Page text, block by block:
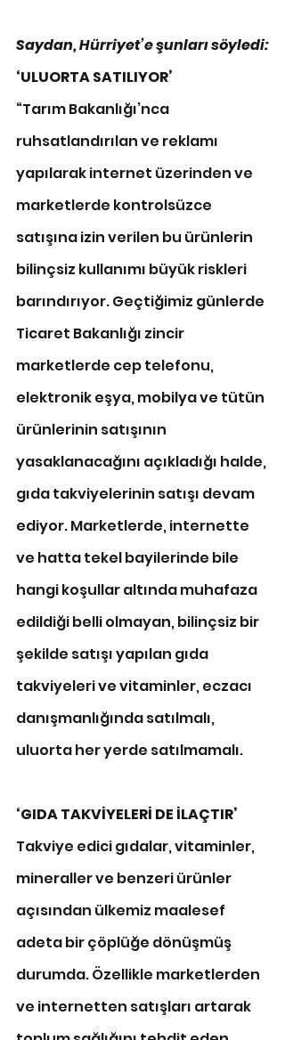
Saydan, Hürriyet’e şunları söyledi:
‘ULUORTA SATILIYOR’
“Tarım Bakanlığı’nca
ruhsatlandırılan ve reklamı
yapılarak internet üzerinden ve
marketlerde kontrolsüzce
satışına izin verilen bu ürünlerin
bilinçsiz kullanımı büyük riskleri
barındırıyor. Geçtiğimiz günlerde
Ticaret Bakanlığı zincir
marketlerde cep telefonu,
elektronik eşya, mobilya ve tütün
ürünlerinin satışının
yasaklanacağını açıkladığı halde,
gıda takviyelerinin satışı devam
ediyor. Marketlerde, internette
ve hatta tekel bayilerinde bile
hangi koşullar altında muhafaza
edildiği belli olmayan, bilinçsiz bir
şekilde satışı yapılan gıda
takviyeleri ve vitaminler, eczacı
danışmanlığında satılmalı,
uluorta her yerde satılmamalı.
‘GIDA TAKVİYELERİ DE İLAÇTIR’
Takviye edici gıdalar, vitaminler,
mineraller ve benzeri ürünler
açısından ülkemiz maalesef
adeta bir çöplüğe dönüşmüş
durumda. Özellikle marketlerden
ve internetten satışları artarak